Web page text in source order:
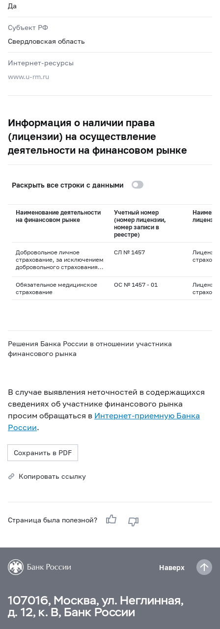
Да
Субъект РФ
Свердловская область
Интернет-ресурсы
www.u-rm.ru
Информация о наличии права
(лицензии) на осуществление
деятельности на финансовом рынке
Раскрыть все строки с данными
Наименование деятельности
на финансовом рынке
Учетный номер
(номер лицензии,
номер записи в
реестре)
лицензии
Добровольное личное
страхование, за исключением
добровольного страхования
СЛ № 1457
Обязательное медицинское
страхование
ОС № 1457 - 01
Решения Банка России в отношении участника
финансового рынка
В случае выявления неточностей в содержащихся
сведениях об участнике финансового рынка
просим обращаться в Интернет-приемную Банка
России.
Сохранить в PDF
Копировать ссылку
Страница была полезной?
Наверх
107016, Москва, ул. Неглинная,
д. 12, к. В, Банк России